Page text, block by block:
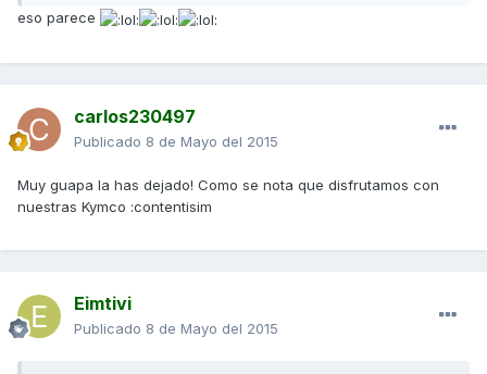
eso parece
carlos230497
Publicado 8 de Mayo del 2015
Muy guapa la has dejado! Como se nota que disfrutamos con
nuestras Kymco :contentisim
Eimtivi
Publicado 8 de Mayo del 2015